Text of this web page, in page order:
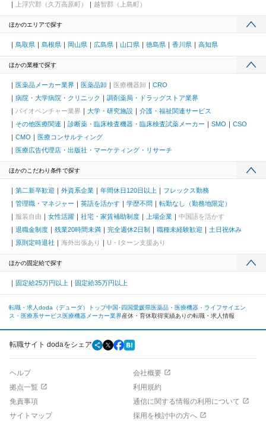
上浮穴郡（久万高原町）
越智郡（上島町）
ほかのエリアで探す
鳥取県 島根県 岡山県 広島県 山口県 徳島県 香川県 高知県
ほかの業種で探す
医薬品メーカー業界 医薬品卸 医療機器卸
CRO
病院・大学病院・クリニック
調剤薬局・ドラッグストア業界
バイオベンチャー業界
大学・研究施設
介護・福祉関連サービス
その他医療関連
診断薬・臨床検査機器・臨床検査試薬メーカー SMO
CSO
CMO
医療コンサルティング
医療広告代理店・出版社・マーケティング・リサーチ
ほかのこだわり条件で探す
第二新卒歓迎 外資系企業 年間休日120日以上
フレックス勤務
管理職・マネジャー
英語を活かす 学歴不問
転勤なし（勤務地限定）
服装自由
女性活躍 社宅・家賃補助制度 上場企業
中国語を活かす
退職金制度
残業20時間未満 完全週休2日制 職種未経験歓迎
土日祝休み
原則定時退社
海外出張あり U・Iターン支援あり
ほかの固定給で探す
固定給25万円以上 固定給35万円以上
転職・求人doda（デューダ）トップ中国･四国愛媛県医薬品・医療機器・ライフサイエン
ス・医療系サービス 医療機器メーカー業界産休・育休取得実績ありの転職・求人情報
転職サイト dodaをシェア
ヘルプ
会社概要
拠点一覧
利用規約
免責事項
通信に関する情報の利用について
サイトマップ
採用を検討中の方へ